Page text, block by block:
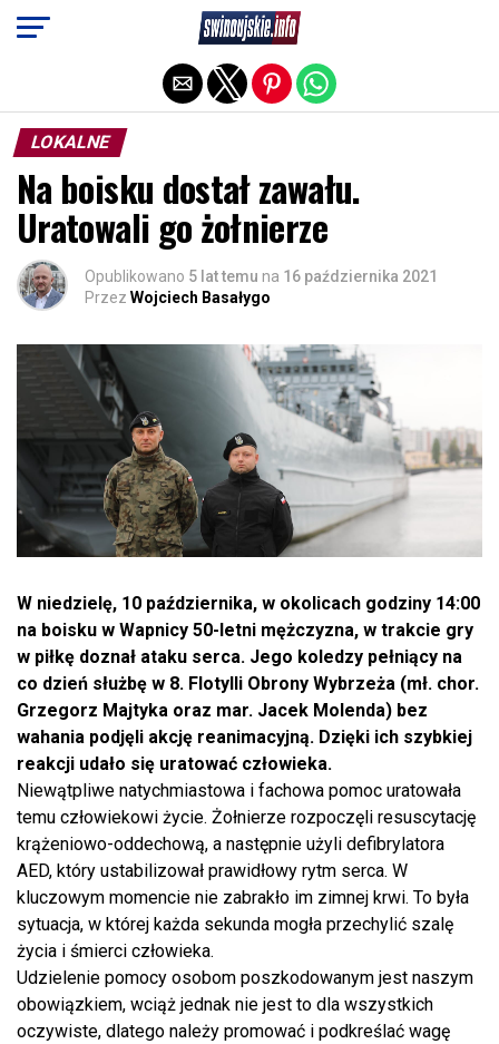
LOKALNE
Na boisku dostał zawału.
Uratowali go żołnierze
Opublikowano 5 lat temu na 16 października 2021
Przez Wojciech Basałygo
W niedzielę, 10 października, w okolicach godziny 14:00
na boisku w Wapnicy 50-letni mężczyzna, w trakcie gry
w piłkę doznał ataku serca. Jego koledzy pełniący na
co dzień służbę w 8. Flotylli Obrony Wybrzeża (mł. chor.
Grzegorz Majtyka oraz mar. Jacek Molenda) bez
wahania podjęli akcję reanimacyjną. Dzięki ich szybkiej
reakcji udało się uratować człowieka.
Niewątpliwe natychmiastowa i fachowa pomoc uratowała
temu człowiekowi życie. Żołnierze rozpoczęli resuscytację
krążeniowo-oddechową, a następnie użyli defibrylatora
AED, który ustabilizował prawidłowy rytm serca. W
kluczowym momencie nie zabrakło im zimnej krwi. To była
sytuacja, w której każda sekunda mogła przechylić szalę
życia i śmierci człowieka.
Udzielenie pomocy osobom poszkodowanym jest naszym
obowiązkiem, wciąż jednak nie jest to dla wszystkich
oczywiste, dlatego należy promować i podkreślać wagę
Exit mobile version